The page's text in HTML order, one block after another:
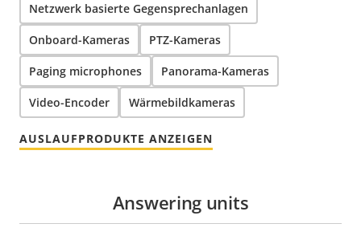
Netzwerk basierte Gegensprechanlagen
Onboard-Kameras PTZ-Kameras
Paging microphones Panorama-Kameras
Video-Encoder Wärmebildkameras
AUSLAUFPRODUKTE ANZEIGEN
Answering units